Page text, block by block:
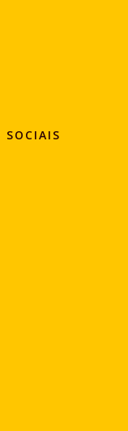
SOCIAIS